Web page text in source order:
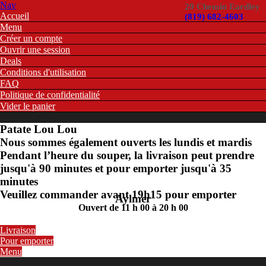
Nav
29 Chemin Eardley
(819) 682-4603
Accueil
Menu
Créer un compte
Ouvrir une session
Deals
Conditions d'utilisation
FAQ
Politique de confidentialité
Vider le panier
Patate Lou Lou
Nous sommes également ouverts les lundis et mardis
Pendant l’heure du souper, la livraison peut prendre
jusqu'à 90 minutes et pour emporter jusqu'à 35
minutes
Veuillez commander avant 19h15 pour emporter
Aylmer
Ouvert de 11 h 00 à 20 h 00
Livraison
Pour emporter
Menu